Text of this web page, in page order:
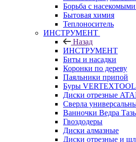
Борьба с
Бытовая химия
Теплоноситель
ИНСТРУМЕНТ
Назад
ИНСТРУМЕНТ
Биты и насадки
Коронки по дереву
Паяльники припой
Буры
Диски отрезные
Сверла
Ванночки Ведра
Гвоздодеры
Диски алмазные
Диски отрезные и